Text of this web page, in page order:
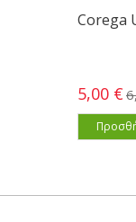
Corega
5,00 €